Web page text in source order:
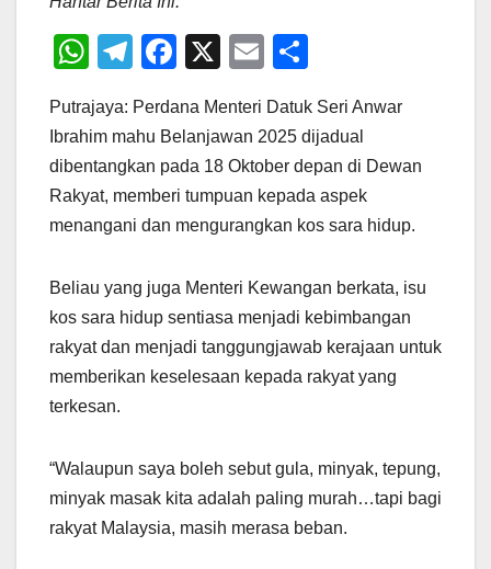
W
at
s
A
p
T
e
gr
a
m
F
c
e
b
o
k
X
E
ail ar
e
Putrajaya: Perdana Menteri Datuk Seri Anwar
Ibrahim mahu Belanjawan 2025 dijadual
dibentangkan pada 18 Oktober depan di Dewan
Rakyat, memberi tumpuan kepada aspek
menangani dan mengurangkan kos sara hidup.
Beliau yang juga Menteri Kewangan berkata, isu
kos sara hidup sentiasa menjadi kebimbangan
rakyat dan menjadi tanggungjawab kerajaan untuk
memberikan keselesaan kepada rakyat yang
terkesan.
“Walaupun saya boleh sebut gula, minyak, tepung,
minyak masak kita adalah paling murah…tapi bagi
rakyat Malaysia, masih merasa beban.